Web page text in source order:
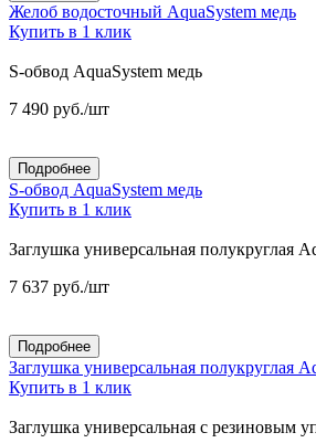
Желоб водосточный AquaSystem медь
Купить в 1 клик
S-обвод AquaSystem медь
7 490 руб./шт
Подробнее
S-обвод AquaSystem медь
Купить в 1 клик
Заглушка универсальная полукруглая
7 637 руб./шт
Подробнее
Заглушка универсальная полукруглая
Купить в 1 клик
Заглушка универсальная с резиновым